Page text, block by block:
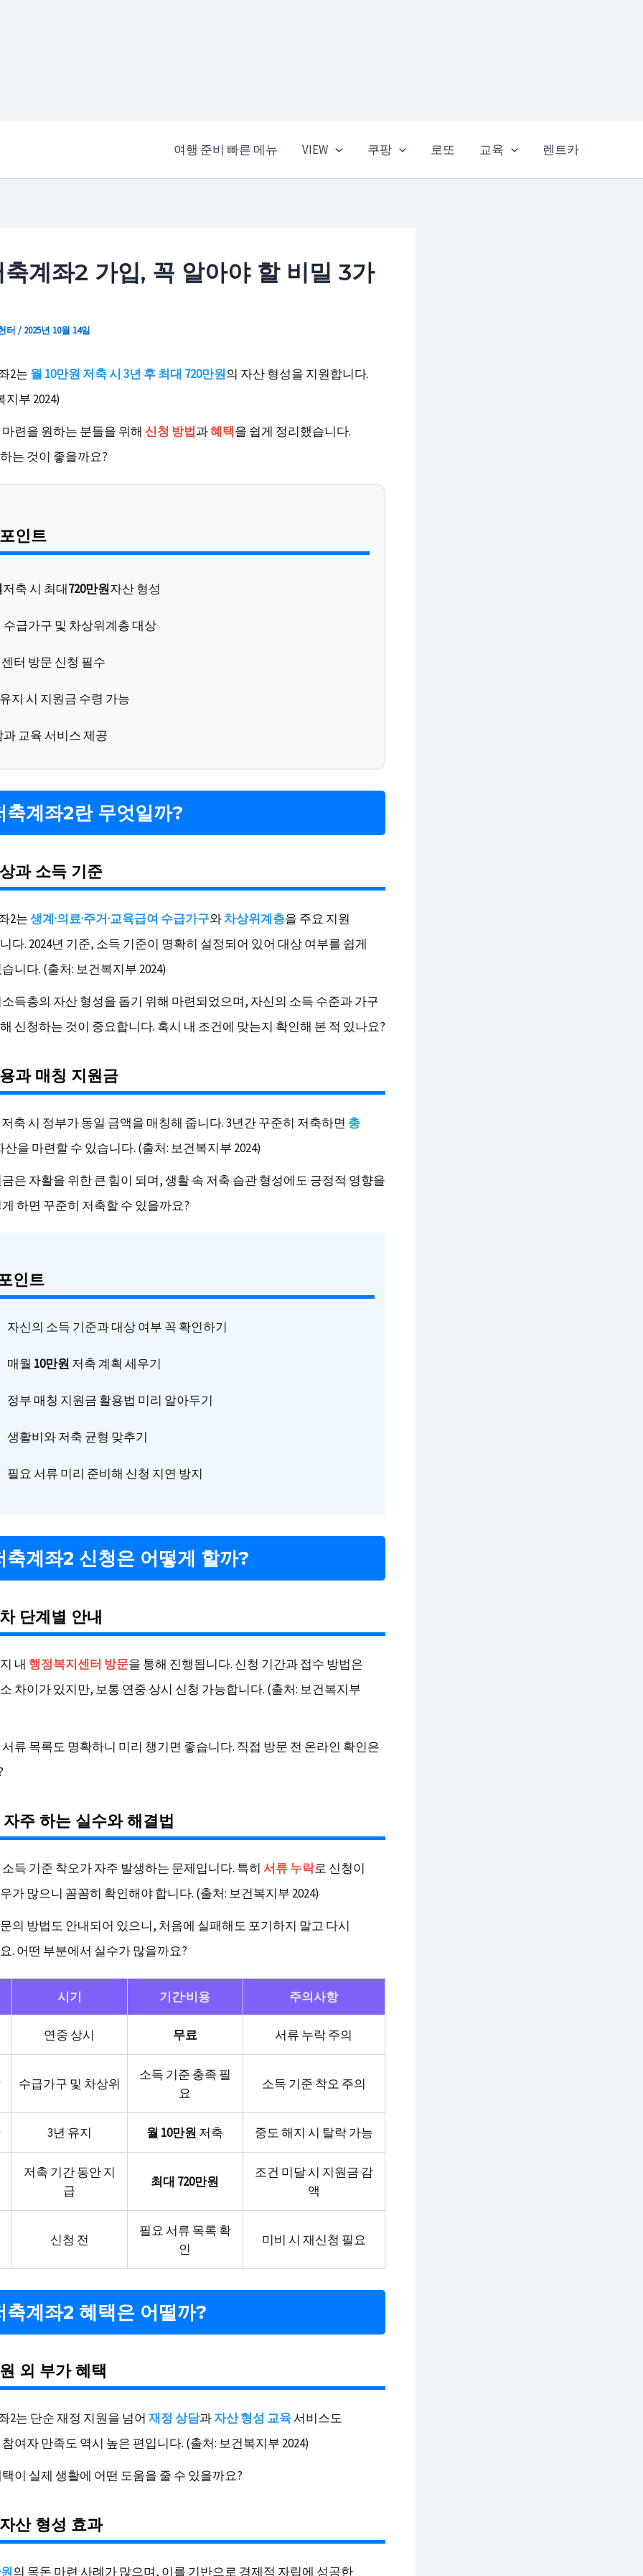
여행 준비 빠른 메뉴 VIEW 쿠팡 로또 교육 렌트카
계좌2 가입, 꼭 알아야 할 비밀 3가
터 / 2025년 10월 14일
2는 월 10만원 저축 시 3년 후 최대 720만원의 자산 형성을 지원합니다.
부 2024)
련을 원하는 분들을 위해 신청 방법과혜택을 쉽게 정리했습니다.
는 것이 좋을까요?
인트
저축 시 최대720만원자산 형성
급가구 및 차상위계층 대상
터 방문 신청 필수
지 시 지원금 수령 가능
교육 서비스 제공
축계좌2란 무엇일까?
과 소득 기준
2는생계·의료·주거·교육급여 수급가구와차상위계층을 주요 지원
다. 2024년 기준, 소득 기준이 명확히 설정되어 있어 대상 여부를 쉽게
니다. (출처: 보건복지부 2024)
득층의 자산 형성을 돕기 위해 마련되었으며, 자신의 소득 수준과 가구
신청하는 것이 중요합니다. 혹시 내 조건에 맞는지 확인해 본 적 있나요?
과 매칭 지원금
축 시 정부가 동일 금액을 매칭해 줍니다. 3년간 꾸준히 저축하면 총
산을 마련할 수 있습니다. (출처: 보건복지부 2024)
은 자활을 위한 큰 힘이 되며, 생활 속 저축 습관 형성에도 긍정적 영향을
하면 꾸준히 저축할 수 있을까요?
인트
자신의 소득 기준과 대상 여부 꼭 확인하기
매월 10만원 저축 계획 세우기
정부 매칭 지원금 활용법 미리 알아두기
생활비와 저축 균형 맞추기
필요 서류 미리 준비해 신청 지연 방지
축계좌2 신청은 어떻게 할까?
단계별 안내
내 행정복지센터 방문을 통해 진행됩니다. 신청 기간과 접수 방법은
차이가 있지만, 보통 연중 상시 신청 가능합니다. (출처: 보건복지부
류 목록도 명확하니 미리 챙기면 좋습니다. 직접 방문 전 온라인 확인은
주 하는 실수와 해결법
득 기준 착오가 자주 발생하는 문제입니다. 특히 서류 누락로 신청이
가 많으니 꼼꼼히 확인해야 합니다. (출처: 보건복지부 2024)
의 방법도 안내되어 있으니, 처음에 실패해도 포기하지 말고 다시
. 어떤 부분에서 실수가 많을까요?
시기 기간·비용 주의사항
연중 상시 무료 서류 누락 주의
수급가구 및 차상위
소득 기준 충족 필
요
소득 기준 착오 주의
3년 유지 월 10만원 저축 중도 해지 시 탈락 가능
저축 기간 동안 지
급
최대 720만원
조건 미달 시 지원금 감
액
신청 전
필요 서류 목록 확
인
미비 시 재신청 필요
축계좌2 혜택은 어떨까?
외 부가 혜택
2는 단순 재정 지원을 넘어 재정 상담과자산 형성 교육서비스도
여자 만족도 역시 높은 편입니다. (출처: 보건복지부 2024)
이 실제 생활에 어떤 도움을 줄 수 있을까요?
산 형성 효과
의 목돈 마련 사례가 많으며, 이를 기반으로 경제적 자립에 성공한